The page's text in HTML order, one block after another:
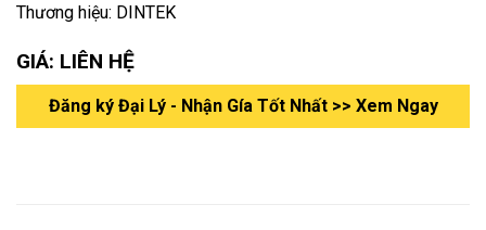
Thương hiệu: DINTEK
GIÁ: LIÊN HỆ
Đăng ký Đại Lý - Nhận Gía Tốt Nhất >> Xem Ngay